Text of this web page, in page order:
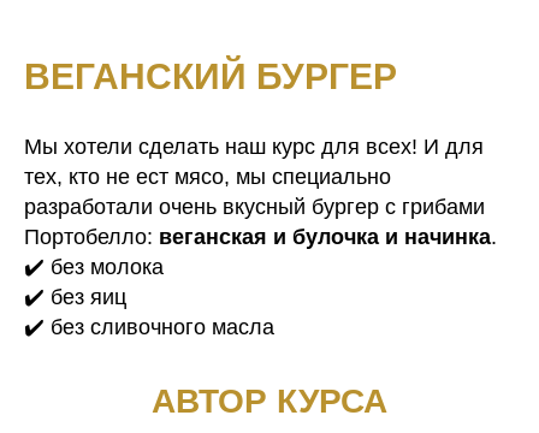
ВЕГАНСКИЙ БУРГЕР
Мы хотели сделать наш курс для всех! И для
тех, кто не ест мясо, мы специально
разработали очень вкусный бургер с грибами
Портобелло: веганская и булочка и начинка.
✔️ без молока
✔️ без яиц
✔️ без сливочного масла
АВТОР КУРСА